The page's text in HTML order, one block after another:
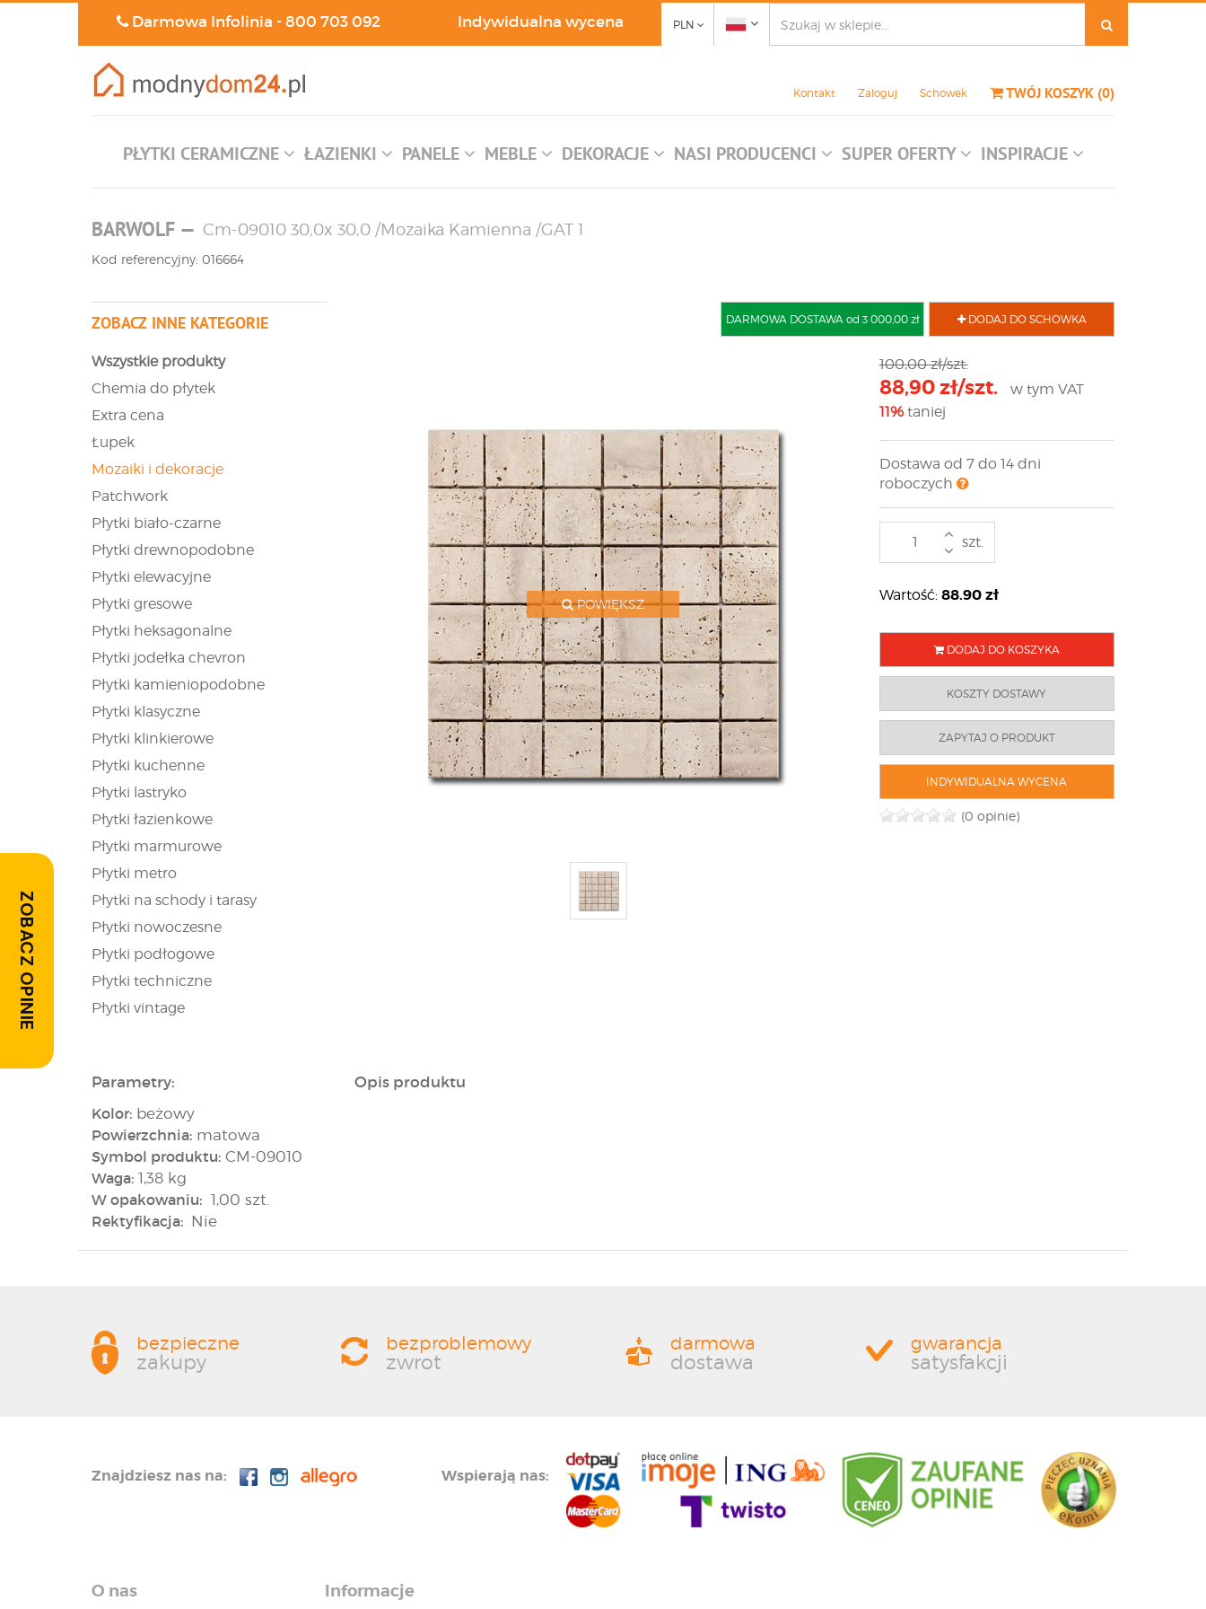
Darmowa Infolinia -800 703 092 Indywidualna wycena PLN
Kontakt Zaloguj Schowek TWÓJ KOSZYK (0)
PŁYTKI CERAMICZNE ŁAZIENKI PANELE MEBLE DEKORACJE NASI PRODUCENCI SUPER OFERTY INSPIRACJE
BARWOLF — Cm-09010 30,0x 30,0 /Mozaika Kamienna /GAT 1
Kod referencyjny: 016664
ZOBACZ INNE KATEGORIE
Wszystkie produkty
Chemia do płytek
Extra cena
Łupek
Mozaiki i dekoracje
Patchwork
Płytki biało-czarne
Płytki drewnopodobne
Płytki elewacyjne
Płytki gresowe
Płytki heksagonalne
Płytki jodełka chevron
Płytki kamieniopodobne
Płytki klasyczne
Płytki klinkierowe
Płytki kuchenne
Płytki lastryko
Płytki łazienkowe
Płytki marmurowe
Płytki metro
Płytki na schody i tarasy
Płytki nowoczesne
Płytki podłogowe
Płytki techniczne
Płytki vintage
DODAJ DO SCHOWKA
DARMOWA DOSTAWA od 3 000,00 zł
POWIĘKSZ
100,00 zł/szt.
88,90 zł/szt.
w tym VAT
11%taniej
Dostawa od 7 do 14 dni
roboczych
szt.
Wartość: 88.90zł
DODAJ DO KOSZYKA
KOSZTY DOSTAWY
ZAPYTAJ O PRODUKT
INDYWIDUALNA WYCENA
(0 opinie)
Parametry:
Kolor: beżowy
Powierzchnia: matowa
Symbol produktu: CM-09010
Waga: 1,38 kg
W opakowaniu: 1,00 szt.
Rektyfikacja: Nie
Opis produktu
ZOBACZ OPINIE
bezpieczne
zakupy
bezproblemowy
zwrot
darmowa
dostawa
gwarancja
satysfakcji
Wspierają nas:
Znajdziesz nas na:
O nas Informacje